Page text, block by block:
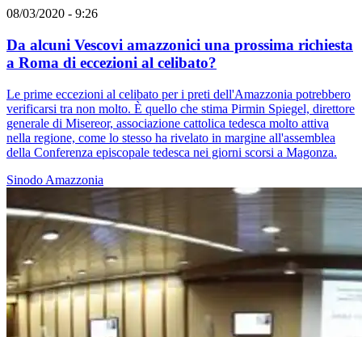
08/03/2020 - 9:26
Da alcuni Vescovi amazzonici una prossima richiesta
a Roma di eccezioni al celibato?
Le prime eccezioni al celibato per i preti dell'Amazzonia potrebbero
verificarsi tra non molto. È quello che stima Pirmin Spiegel, direttore
generale di Misereor, associazione cattolica tedesca molto attiva
nella regione, come lo stesso ha rivelato in margine all'assemblea
della Conferenza episcopale tedesca nei giorni scorsi a Magonza.
Sinodo Amazzonia